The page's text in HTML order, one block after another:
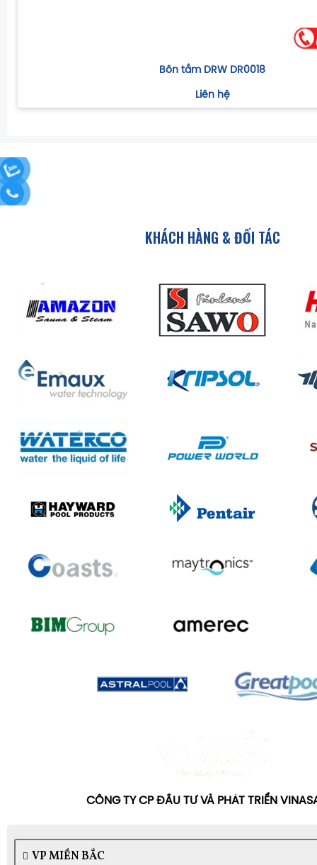
Bồn tắm DRW DR0018
Liên hệ
KHÁCH HÀNG & ĐỐI TÁC
CÔNG TY CP ĐẦU TƯ VÀ PHÁT TRIỂN
VP MIỀN BẮC